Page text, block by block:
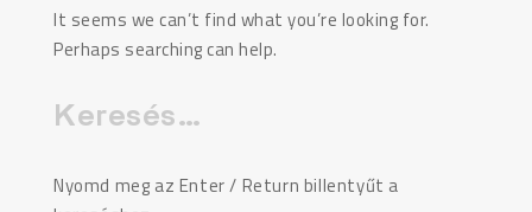
It seems we can’t find what you’re looking for.
Perhaps searching can help.
Keresés:
Nyomd meg az Enter / Return billentyűt a